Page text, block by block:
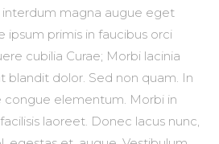
interdum magna augue eget
ipsum primis in faucibus orci
cubilia Curae; Morbi lacinia
blandit dolor. Sed non quam. In
congue elementum. Morbi in
laoreet. Donec lacus nunc,